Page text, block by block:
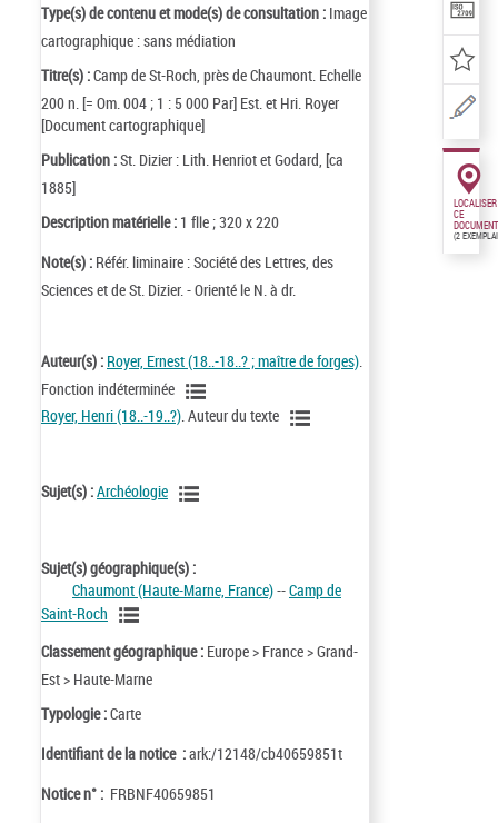
Type(s) de contenu et mode(s) de consultation : Image
cartographique : sans médiation
Titre(s) :Camp de St-Roch, près de Chaumont. Echelle
200 n. [= Om. 004 ; 1 : 5 000 Par] Est. et Hri. Royer
[Document cartographique]
Publication :St. Dizier : Lith. Henriot et Godard, [ca
1885]
Description matérielle : 1 flle ; 320 x 220
Note(s) : Référ. liminaire : Société des Lettres, des
Sciences et de St. Dizier. - Orienté le N. à dr.
Auteur(s) : Royer, Ernest (18..-18..? ; maître de forges)
Fonction indéterminée
Royer, Henri (18..-19..?). Auteur du texte
Sujet(s) :Archéologie
Sujet(s) géographique(s) :
Chaumont (Haute-Marne, France)--Camp de
Saint-Roch
Classement géographique : Europe > France > Grand-
Est > Haute-Marne
Typologie :Carte
Identifiant de la notice :ark:/12148/cb40659851t
Notice n° : FRBNF40659851
LOCALISER
CE
DOCUMENT
(2